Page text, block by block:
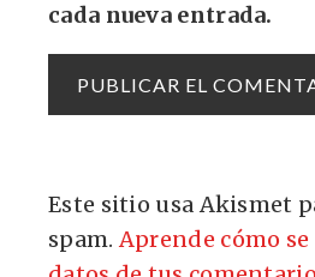
cada nueva entrada.
Este sitio usa Akismet
spam.Aprende cómo